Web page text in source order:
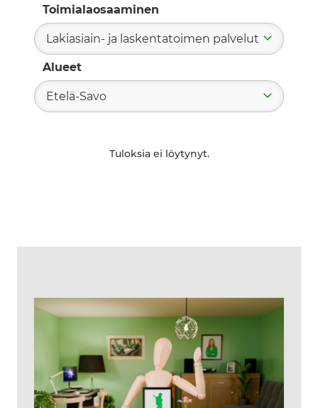
Toimialaosaaminen
Lakiasiain- ja laskentatoimen palvelut
Alueet
Etelä-Savo
Tuloksia ei löytynyt.